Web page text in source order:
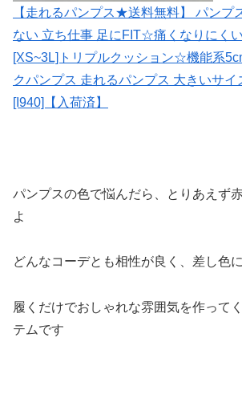
【走れるパンプス★送料無料】 パンプ
ない 立ち仕事 足にFIT☆痛くなりにく
[XS~3L]トリプルクッション☆機能系
クパンプス 走れるパンプス 大きいサイ
[I940]【入荷済】
パンプスの色で悩んだら、とりあえず
よ
どんなコーデとも相性が良く、差し色
履くだけでおしゃれな雰囲気を作って
テムです